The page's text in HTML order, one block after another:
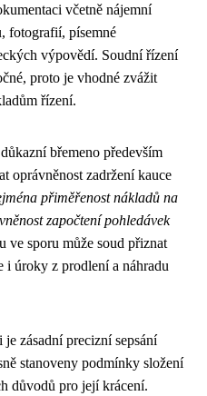
včetně nájemní
fotografií, písemné
výpovědí. Soudní řízení
proto je vhodné zvážit
řízení.
břemeno především
oprávněnost zadržení kauce
přiměřenost nákladů na
započtení pohledávek
ve sporu může soud přiznat
i úroky z prodlení a náhradu
zásadní precizní sepsání
stanoveny podmínky složení
důvodů pro její krácení.